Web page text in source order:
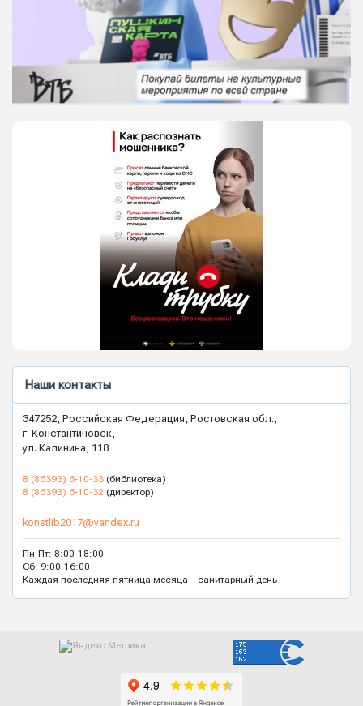
Наши контакты
347252, Российская Федерация, Ростовская обл.,
г. Константиновск,
ул. Калинина, 118
8 (86393) 6-10-33 (библиотека)
8 (86393) 6-10-32 (директор)
konstlib2017@yandex.ru
Пн-Пт: 8:00-18:00
Сб: 9:00-16:00
Каждая последняя пятница месяца – санитарный день